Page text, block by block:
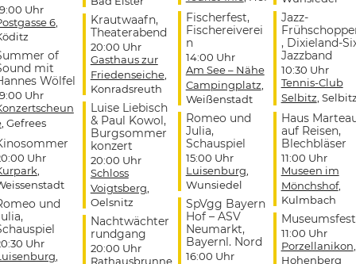
Uhr
6,
of
mit
Wölfel
Uhr
, Gefrees
Uhr
und
Uhr
Krautwaafn,
Theaterabend
20:00 Uhr
Gasthaus zur
Friedenseiche,
Konradsreuth
Luise Liebisch
& Paul Kowol,
Burgsommer
konzert
20:00 Uhr
Schloss
Voigtsberg
Oelsnitz
Nachtwächter
rundgang
20:00 Uhr
Rathausbrunne
Fischerfest,
Fischereiverei
n
14:00 Uhr
Am See – Nähe
Campingplatz
Weißenstadt
Romeo und
Julia,
Schauspiel
15:00 Uhr
Luisenburg
Wunsiedel
SpVgg Bayern
Hof – ASV
Neumarkt,
Bayernl. Nord
16:00 Uhr
Jazz-
, Dixieland-
Jazzband
10:30 Uhr
Tennis-Club
Selbitz ,
Haus
auf Reisen,
Blechbläser
11:00 Uhr
Museen im
Mönchshof,
Kulmbach
Museumsfest
11:00 Uhr
Porzellanikon
Hohenberg